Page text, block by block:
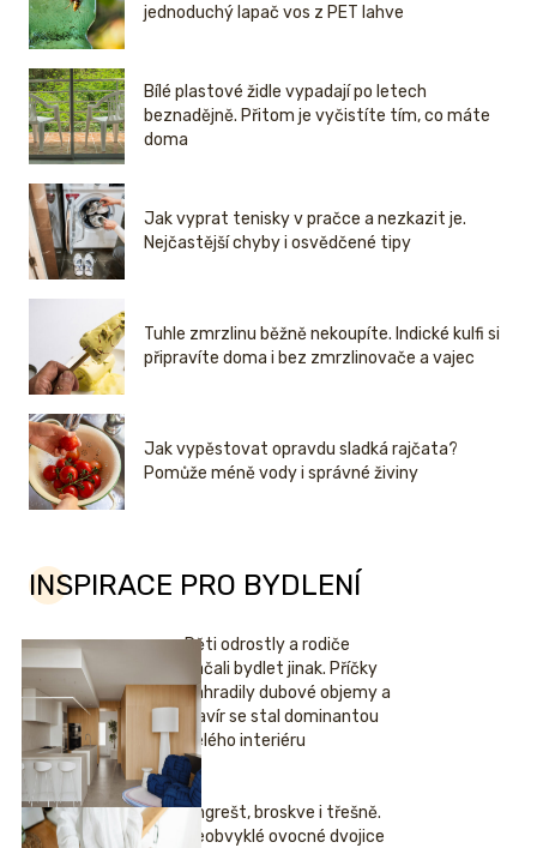
jednoduchý lapač vos z PET lahve
Bílé plastové židle vypadají po letech
beznadějně. Přitom je vyčistíte tím, co máte
doma
Jak vyprat tenisky v pračce a nezkazit je.
Nejčastější chyby i osvědčené tipy
Tuhle zmrzlinu běžně nekoupíte. Indické kulfi si
připravíte doma i bez zmrzlinovače a vajec
Jak vypěstovat opravdu sladká rajčata?
Pomůže méně vody i správné živiny
INSPIRACE PRO BYDLENÍ
Děti odrostly a rodiče
začali bydlet jinak. Příčky
nahradily dubové objemy a
klavír se stal dominantou
celého interiéru
Angrešt, broskve i třešně.
Neobvyklé ovocné dvojice